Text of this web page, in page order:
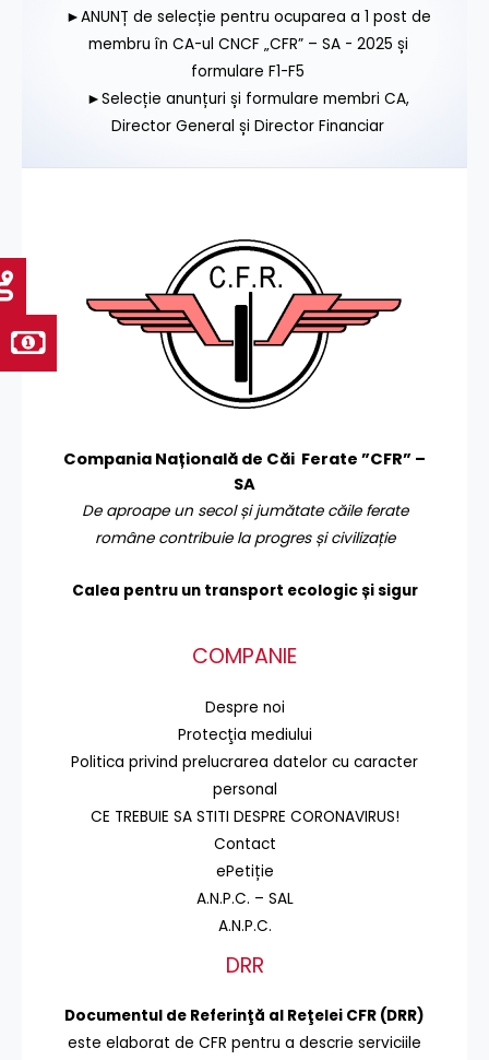
►ANUNȚ de selecție pentru ocuparea a 1 post de
membru în CA-ul CNCF „CFR” – SA - 2025 și
formulare F1-F5
►Selecție anunțuri și formulare membri CA,
Director General și Director Financiar
Compania Națională de Căi Ferate ”CFR” –
SA
De aproape un secol și jumătate căile ferate
române contribuie la progres și civilizație
Calea pentru un transport ecologic și sigur
COMPANIE
Despre noi
Protecţia mediului
Politica privind prelucrarea datelor cu caracter
personal
CE TREBUIE SA STITI DESPRE CORONAVIRUS!
Contact
ePetiție
A.N.P.C. – SAL
A.N.P.C.
DRR
Documentul de Referinţă al Reţelei CFR (DRR)
este elaborat de CFR pentru a descrie serviciile